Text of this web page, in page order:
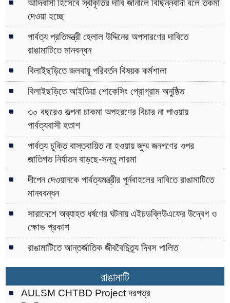
আদিবাসী হিসেবে স্বীকৃতির দাবি জানালে বিছিন্নবাদী বলে তকমা
দেওয়া হচ্ছে
পার্বত্য প্রতিমন্ত্রী হেলাল উদ্দিনের অপসারণের দাবিতে
রাঙামাটিতে মানবন্ধন
বিলাইছড়িতে জলবায়ু পরিবর্তন বিষয়ক কর্মশালা
বিলাইছড়িতে আইডিয়া শোকেসিং প্রোগ্রাম অনুষ্ঠিত
৩০ বছরেও কল্পনা চাকমা অপহরণের বিচার না পাওয়ায়
পার্বত্যবাসী হতাশ
পার্বত্য চুক্তি বাস্তবায়িত না হওয়ায় জুম্ম জনগণের ওপর
জাতিগত নির্যাতন বাড়ছে-সন্তু লারমা
দীপেন দেওয়ানকে পার্বত্যমন্ত্রীর পুর্নবাহলের দাবিতে রাঙামাটিতে
মানববন্ধন
সারাদেশে অব্যাহত ধর্ষণের ঘটনায় এইচডব্লিউএফের উদ্বেগ ও
ক্ষোভ প্রকাশ
রাঙামাটিতে আন্তর্জাতিক জীববৈচিত্র্য দিবস পালিত
রাঙামাটি
AULSM CHTBD Project দরপত্র